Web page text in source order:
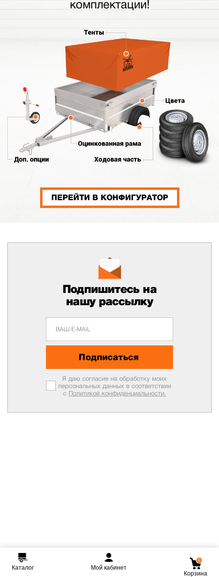
комплектации!
ПЕРЕЙТИ В КОНФИГУРАТОР
Подпишитесь на
нашу рассылку
Подписаться
Я даю согласие на обработку моих
персональных данных в соответствии
с Политикой конфиденциальности.
Каталог Мой кабинет
0
Корзина